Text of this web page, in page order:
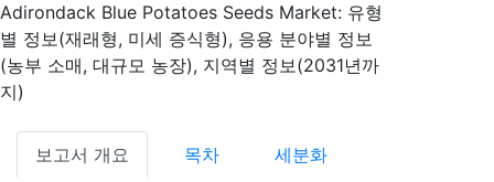
Adirondack Blue Potatoes Seeds Market: 유형
별 정보(재래형, 미세 증식형), 응용 분야별 정보
(농부 소매, 대규모 농장), 지역별 정보(2031년까
지)
보고서 개요 목차 세분화